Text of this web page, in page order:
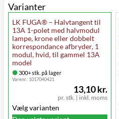
Varianter
LK FUGA® – Halvtangent til
13A 1-polet med halvmodul
lampe, krone eller dobbelt
korrespondance afbryder, 1
modul, hvid, til gammel 13A
model
300+ stk. på lager
Varenr.: 1017040421
pr. stk. | inkl. moms
13,10 kr.
Vælg varianten